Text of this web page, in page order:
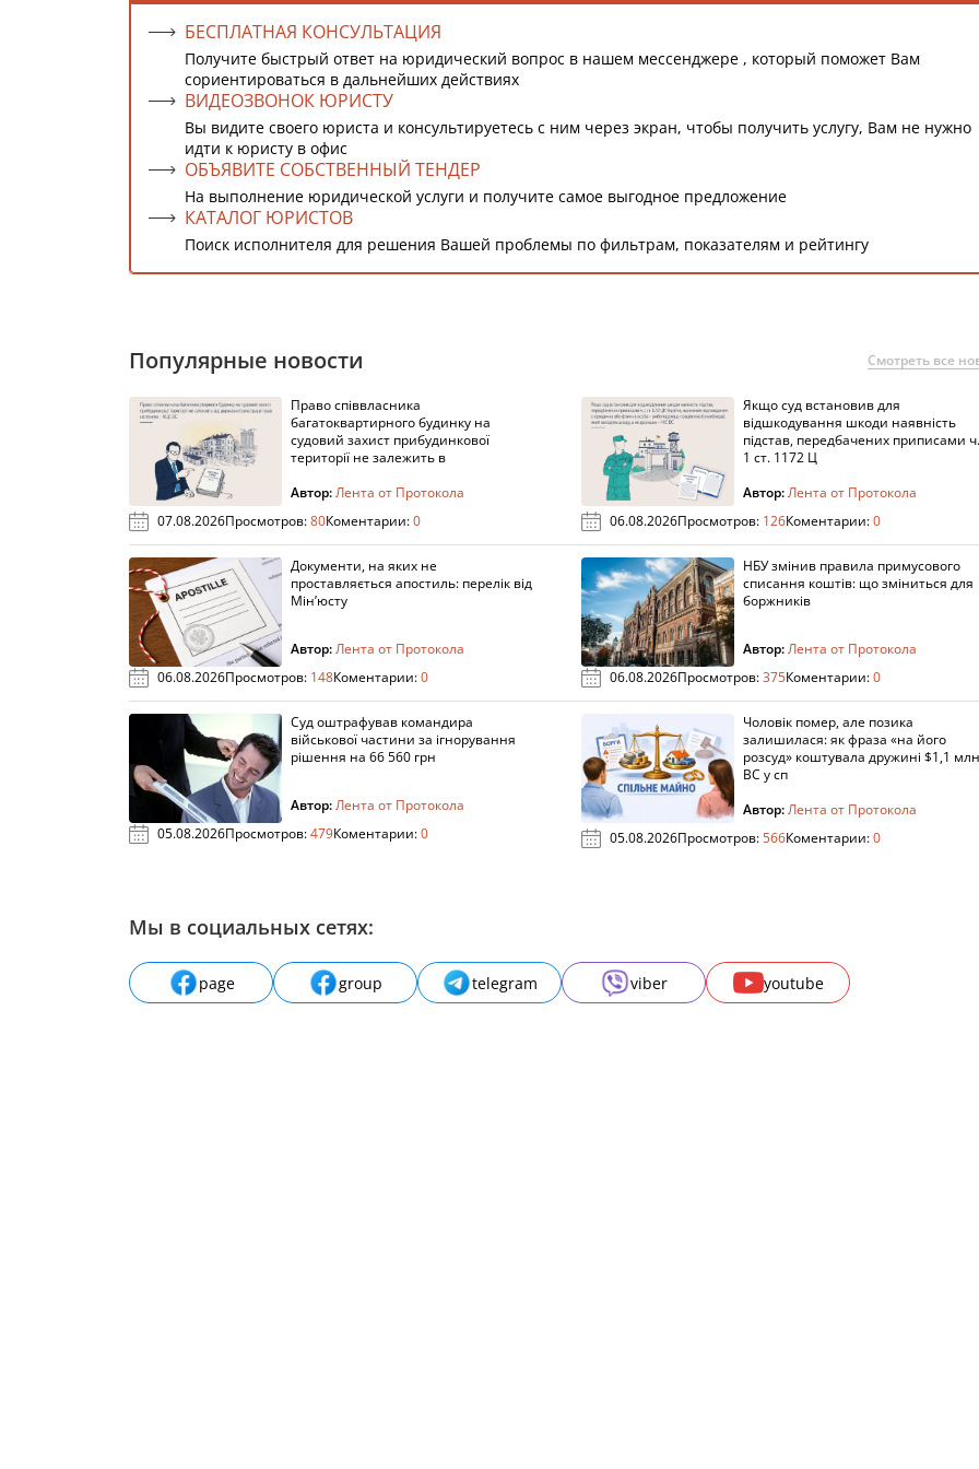
БЕСПЛАТНАЯ КОНСУЛЬТАЦИЯ
Получите быстрый ответ на юридический вопрос в нашем мессенджере , который поможет Вам
сориентироваться в дальнейших действиях
ВИДЕОЗВОНОК ЮРИСТУ
Вы видите своего юриста и консультируетесь с ним через экран, чтобы получить услугу, Вам не нужно
идти к юристу в офис
ОБЪЯВИТЕ СОБСТВЕННЫЙ ТЕНДЕР
На выполнение юридической услуги и получите самое выгодное предложение
КАТАЛОГ ЮРИСТОВ
Поиск исполнителя для решения Вашей проблемы по фильтрам, показателям и рейтингу
Популярные новости Смотреть все
Право співвласника
багатоквартирного будинку на
судовий захист прибудинкової
території не залежить в
Автор:Лента от Протокола
07.08.2026Просмотров:80Коментарии:0
Якщо суд встановив для
відшкодування шкоди наявність
підстав, передбачених приписами ч.
1 ст. 1172 Ц
Автор:Лента от Протокола
06.08.2026Просмотров: 126Коментарии:0
Документи, на яких не
проставляється апостиль: перелік від
Мін’юсту
Автор:Лента от Протокола
06.08.2026Просмотров: 148Коментарии:0
НБУ змінив правила примусового
списання коштів: що зміниться для
боржників
Автор:Лента от Протокола
06.08.2026Просмотров:375Коментарии:0
Суд оштрафував командира
військової частини за ігнорування
рішення на 66 560 грн
Автор:Лента от Протокола
05.08.2026Просмотров:479Коментарии:0
Чоловік помер, але позика
залишилася: як фраза «на його
розсуд» коштувала дружині $1,1
ВС у сп
Автор:Лента от Протокола
05.08.2026Просмотров:566Коментарии:0
Мы в социальных сетях:
page group telegram viber youtube